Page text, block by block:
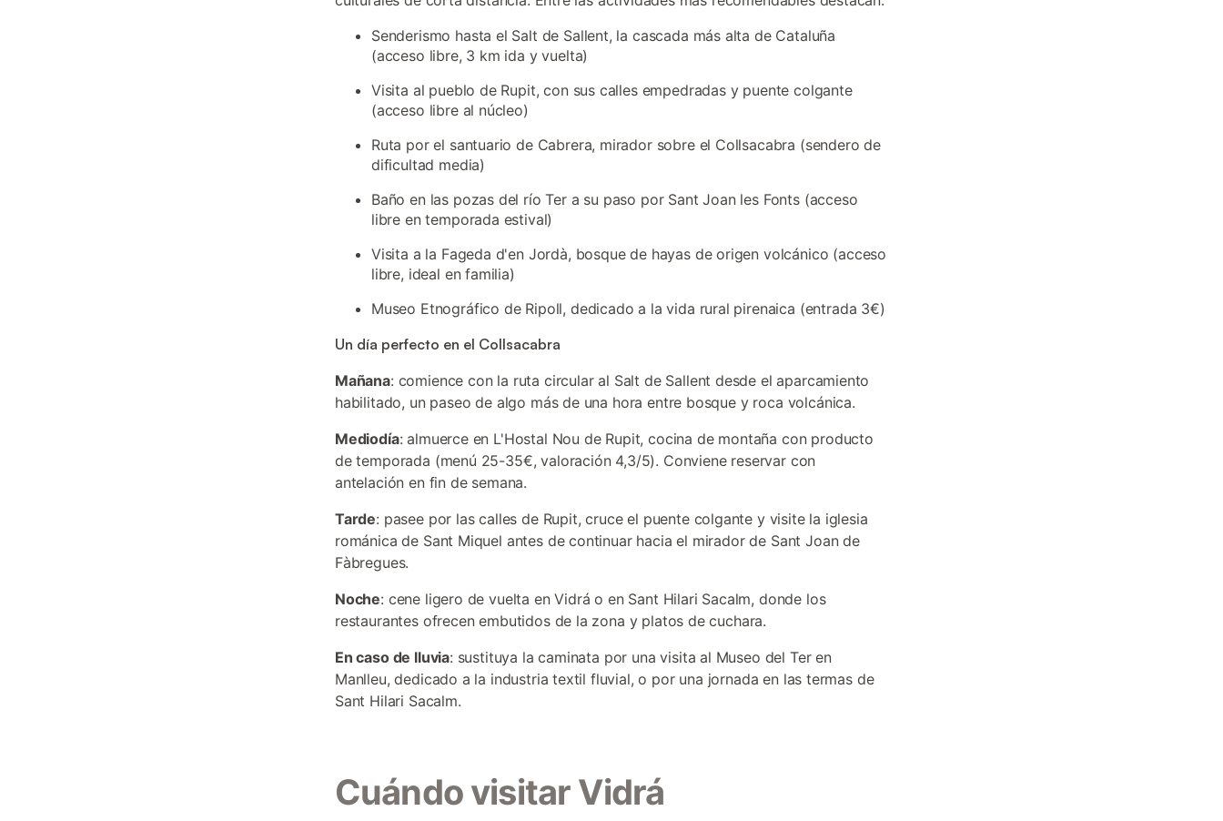
Senderismo hasta el Salt de Sallent, la cascada más alta de Cataluña
(acceso libre, 3 km ida y vuelta)
Visita al pueblo de Rupit, con sus calles empedradas y puente colgante
(acceso libre al núcleo)
Ruta por el santuario de Cabrera, mirador sobre el Collsacabra (sendero de
dificultad media)
Baño en las pozas del río Ter a su paso por Sant Joan les Fonts (acceso
libre en temporada estival)
Visita a la Fageda d'en Jordà, bosque de hayas de origen volcánico (acceso
libre, ideal en familia)
Museo Etnográfico de Ripoll, dedicado a la vida rural pirenaica (entrada 3€)
Un día perfecto en el Collsacabra
Mañana: comience con la ruta circular al Salt de Sallent desde el aparcamiento
habilitado, un paseo de algo más de una hora entre bosque y roca volcánica.
Mediodía: almuerce en L'Hostal Nou de Rupit, cocina de montaña con producto
de temporada (menú 25-35€, valoración 4,3/5). Conviene reservar con
antelación en fin de semana.
Tarde: pasee por las calles de Rupit, cruce el puente colgante y visite la iglesia
románica de Sant Miquel antes de continuar hacia el mirador de Sant Joan de
Fàbregues.
Noche: cene ligero de vuelta en Vidrá o en Sant Hilari Sacalm, donde los
restaurantes ofrecen embutidos de la zona y platos de cuchara.
En caso de lluvia: sustituya la caminata por una visita al Museo del Ter en
Manlleu, dedicado a la industria textil fluvial, o por una jornada en las termas de
Sant Hilari Sacalm.
Cuándo visitar Vidrá